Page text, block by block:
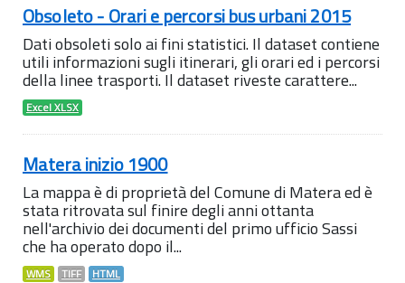
Obsoleto - Orari e percorsi bus urbani 2015
Dati obsoleti solo ai fini statistici. Il dataset contiene
utili informazioni sugli itinerari, gli orari ed i percorsi
della linee trasporti. Il dataset riveste carattere...
Excel XLSX
Matera inizio 1900
La mappa è di proprietà del Comune di Matera ed è
stata ritrovata sul finire degli anni ottanta
nell'archivio dei documenti del primo ufficio Sassi
che ha operato dopo il...
WMS TIFF HTML